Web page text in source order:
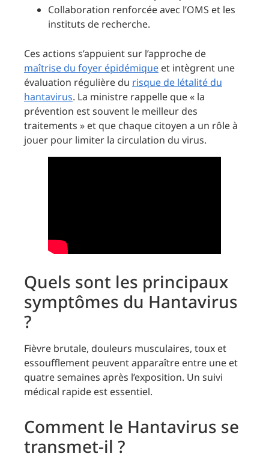
Collaboration renforcée avec l’OMS et les
instituts de recherche.
Ces actions s’appuient sur l’approche de
maîtrise du foyer épidémique et intègrent une
évaluation régulière du risque de létalité du
hantavirus. La ministre rappelle que « la
prévention est souvent le meilleur des
traitements » et que chaque citoyen a un rôle à
jouer pour limiter la circulation du virus.
Quels sont les principaux
symptômes du Hantavirus
?
Fièvre brutale, douleurs musculaires, toux et
essoufflement peuvent apparaître entre une et
quatre semaines après l’exposition. Un suivi
médical rapide est essentiel.
Comment le Hantavirus se
transmet-il ?